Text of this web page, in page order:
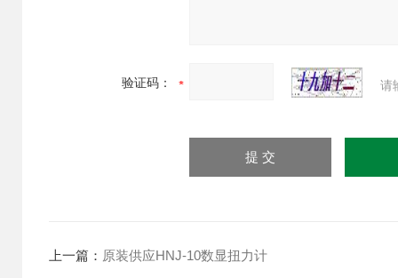
验证码： 请
上一篇： 原装供应HNJ-10数显扭力计